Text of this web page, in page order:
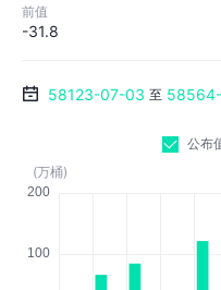
前值
-31.8
58123-07-03 至
公布
(万桶)